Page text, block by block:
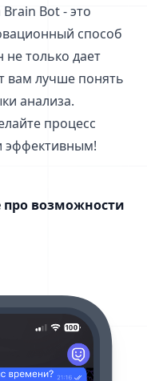
Bot - это
способ
только дает
вам лучше понять
анализа.
процесс
эффективным!
про возможности